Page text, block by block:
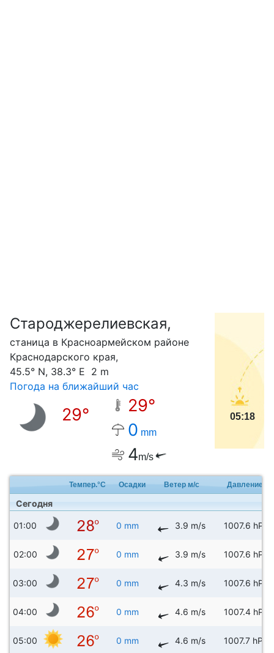
Староджерелиевская,
станица в Красноармейском районе
Краснодарского края,
45.5° N, 38.3° E 2 m
Погода на ближайший час
29°
29°
0 mm
4m/s
05:18
Темпер.°C Осадки Ветер м/с Давление
Сегодня
01:00 0 mm 3.9 m/s 1007.6 hPa
02:00 0 mm 3.9 m/s 1007.6 hPa
03:00 0 mm 4.3 m/s 1007.6 hPa
04:00 0 mm 4.6 m/s 1007.4 hPa
05:00 0 mm 4.6 m/s 1007.7 hPa